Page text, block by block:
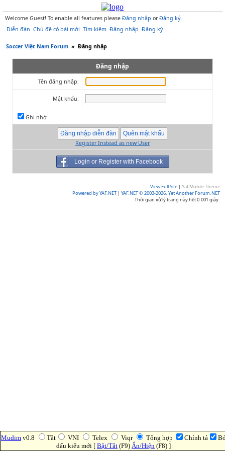
Welcome Guest! To enable all features please Đăng nhập orĐăng ký.
Diễn đàn Chủ đề có bài mới Tìm kiếm Đăng nhập Đăng ký
Soccer Việt Nam Forum » Đăng nhập
Đăng nhập
Tên đăng nhập:
Mật khẩu:
Ghi nhớ
Register Instead as new User
Login or Register with Facebook
View Full Site | Yaf Mobile Theme
Powered by YAF.NET | YAF.NET © 2003-2026, Yet Another Forum.NET
Thời gian xử lý trang này hết 0.001 giây.
Mudim v0.8 Tắt VNI Telex Viqr Tổng hợp Chính tả
dấu kiểu mới [ Bật/Tắt (F9) Ẩn/Hiện (F8) ]